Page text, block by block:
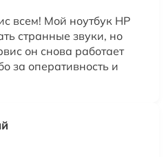
всем! Мой ноутбук HP
странные звуки, но
он снова работает
за оперативность и